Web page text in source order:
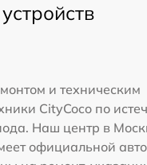
и техническим
CityCoco по
Наш центр в
официальной